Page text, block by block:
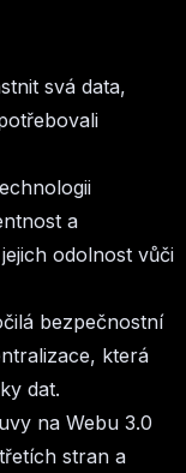
svá data,
a
odolnost vůči
bezpečnostní
která
dat.
na Webu 3.0
stran a